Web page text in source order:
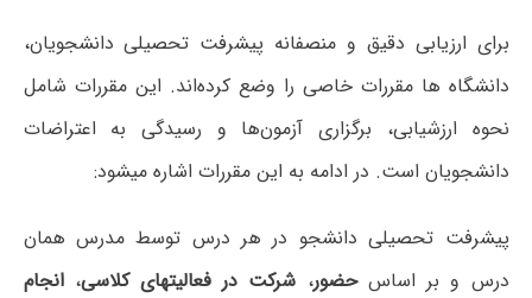
برای ارزیابی دقیق و منصفانه پیشرفت تحصیلی دانشجویان،
دانشگاه ها مقررات خاصی را وضع کرده‌اند. این مقررات شامل
نحوه ارزشیابی، برگزاری آزمون‌ها و رسیدگی به اعتراضات
دانشجویان است. در ادامه به این مقررات اشاره میشود:
پیشرفت تحصیلی دانشجو در هر درس توسط مدرس همان
درس و بر اساسحضور، شرکت در فعالیتهای کلاسی،انجام